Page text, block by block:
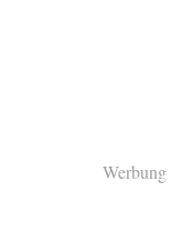
Werbung